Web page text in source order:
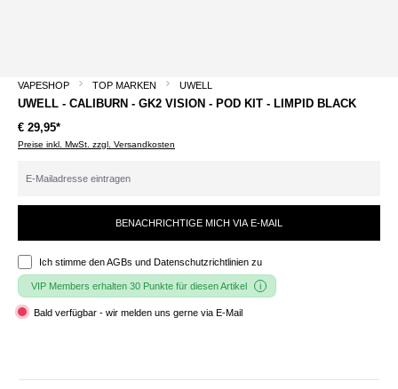
VAPESHOP TOP MARKEN UWELL
UWELL - CALIBURN - GK2 VISION - POD KIT - LIMPID BLACK
€ 29,95*
Preise inkl. MwSt. zzgl. Versandkosten
BENACHRICHTIGE MICH VIA E-MAIL
Ich stimme denAGBs und Datenschutzrichtlinien zu
VIP Members erhalten 30 Punkte für diesen Artikel
Bald verfügbar - wir melden uns gerne via E-Mail